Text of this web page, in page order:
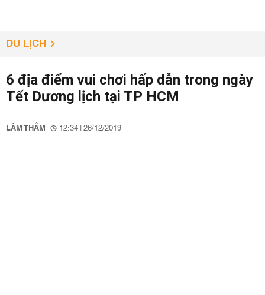
DU LỊCH
6 địa điểm vui chơi hấp dẫn trong ngày
Tết Dương lịch tại TP HCM
LÂM THẮM 12:34 | 26/12/2019